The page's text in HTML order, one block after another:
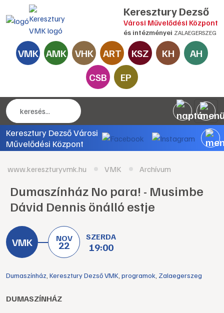
Keresztury Dezső
Városi Művelődési Központ
és intézményei ZALAEGERSZEG
VMK AMK VHK ART KSZ KH
AH
CSB
EP
Keresztury Dezső Városi
Művelődési Központ
www.kereszturyvmk.hu VMK Archívum
Dumaszínház No para! - Musimbe
Dávid Dennis önálló estje
NOV
22
SZERDA
19:00
Dumaszínház Keresztury Dezső VMK programok Zalaegerszeg
DUMASZÍNHÁZ